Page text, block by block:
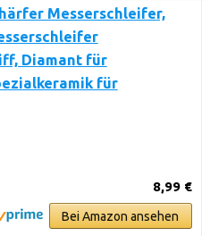
Messerschleifer,
Diamant für
für
8,99 €
Bei Amazon ansehen